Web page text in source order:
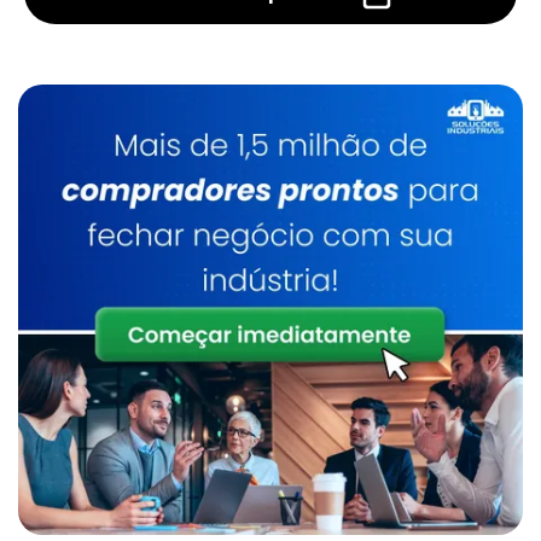
Distribuidor De Manipulador De Alta Rigidez
Manipulador De Caixas Preço
Distribuidor De Manipulador De Sacos
Manipulador De Produtos
Distribuidor De Manipulador Para Caixas
Manipulador De Sacos
Empresa De Manipulador A Vácuo Para
Caixas
Manipulador De Sacos A Vácuo